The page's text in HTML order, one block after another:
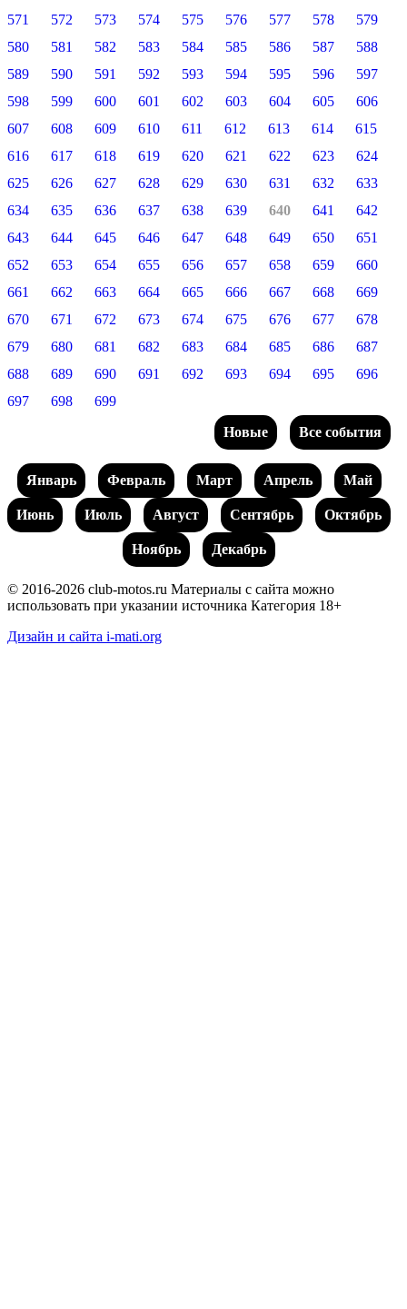
571
572 573 574 575 576 577 578
579
580
581 582 583 584 585 586 587
588
589
590 591 592 593 594 595 596
597
598
599 600 601 602 603 604 605
606
607
608 609 610 611 612 613 614
615
616
617 618 619 620 621 622 623
624
625
626 627 628 629 630 631 632
633
634
635 636 637 638 639 640 641
642
643
644 645 646 647 648 649 650
651
652
653 654 655 656 657 658 659
660
661
662 663 664 665 666 667 668
669
670
671 672 673 674 675 676 677
678
679
680 681 682 683 684 685 686
687
688
689 690 691 692 693 694 695
696
697
698
699
Новые
Все события
Январь Февраль Март Апрель Май
Июнь Июль Август Сентябрь Октябрь
Ноябрь Декабрь
© 2016-2026 club-motos.ru Материалы с сайта можно
использовать при указании источника Категория 18+
Дизайн и сайта i-mati.org